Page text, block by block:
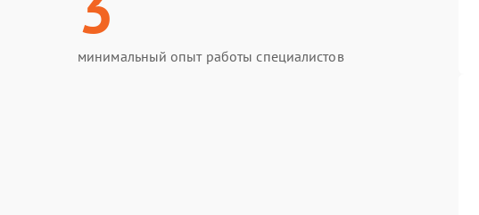
минимальный опыт работы специалистов